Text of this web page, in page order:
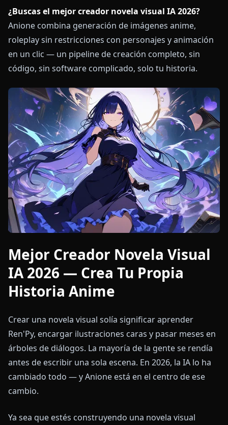
¿Buscas el mejor creador novela visual IA 2026?
Anione combina generación de imágenes anime,
roleplay sin restricciones con personajes y animación
en un clic — un pipeline de creación completo, sin
código, sin software complicado, solo tu historia.
Mejor Creador Novela Visual
IA 2026 — Crea Tu Propia
Historia Anime
Crear una novela visual solía significar aprender
Ren'Py, encargar ilustraciones caras y pasar meses en
árboles de diálogos. La mayoría de la gente se rendía
antes de escribir una sola escena. En 2026, la IA lo ha
cambiado todo — y Anione está en el centro de ese
cambio.
Ya sea que estés construyendo una novela visual